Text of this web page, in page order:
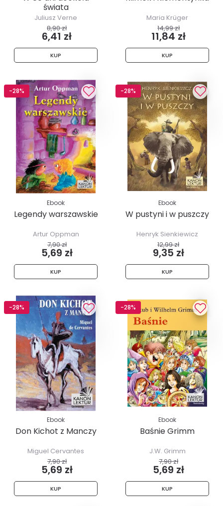
świata
Juliusz Verne
8,90 zł
6,41 zł
KUP
Maria Krüger
14,99 zł
11,84 zł
KUP
-28%
Ebook
Legendy warszawskie
Artur Oppman
7,90 zł
5,69 zł
KUP
-28%
Ebook
W pustyni i w puszczy
Henryk Sienkiewicz
12,99 zł
9,35 zł
KUP
-28%
Ebook
Don Kichot z Manczy
Miguel Cervantes
7,90 zł
5,69 zł
KUP
-28%
Ebook
Baśnie Grimm
J.W. Grimm
7,90 zł
5,69 zł
KUP